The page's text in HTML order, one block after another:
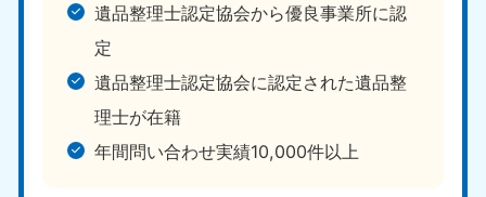
遺品整理士認定協会から優良事業所に認
定
遺品整理士認定協会に認定された遺品整
理士が在籍
年間問い合わせ実績10,000件以上